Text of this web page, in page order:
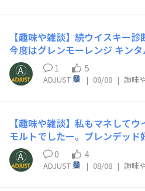
【趣味や雑談】続ウイスキー
今度はグレンモーレンジ キン
買ってないボトルなのでどこか
と思います。こちらのサイトの
スキーの種類も多そうです。
1 5
ADJUST | 08/08 | 趣味
【趣味や雑談】私もマネして
モルトでしたー。ブレンデッド
0 4
ADJUST | 08/08 | 趣味